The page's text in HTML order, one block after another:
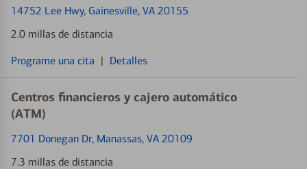
14752 Lee Hwy, Gainesville, VA 20155
2.0 millas de distancia
Programe una cita | Detalles
Centros financieros y cajero automático
(ATM)
7701 Donegan Dr, Manassas, VA 20109
7.3 millas de distancia